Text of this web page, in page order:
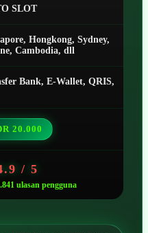
SLOT
Hongkong, Sydney,
Cambodia, dll
Bank, E-Wallet, QRIS,
20.000
/ 5
ulasan pengguna